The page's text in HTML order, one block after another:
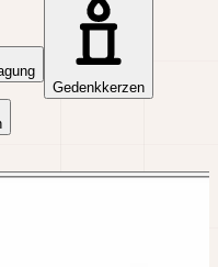
Gedenkkerzen